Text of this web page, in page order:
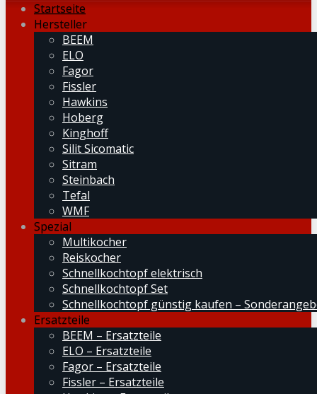
Startseite
Hersteller
BEEM
ELO
Fagor
Fissler
Hawkins
Hoberg
Kinghoff
Silit Sicomatic
Sitram
Steinbach
Tefal
WMF
Spezial
Multikocher
Reiskocher
Schnellkochtopf elektrisch
Schnellkochtopf Set
Schnellkochtopf günstig kaufen –
Ersatzteile
BEEM – Ersatzteile
ELO – Ersatzteile
Fagor – Ersatzteile
Fissler – Ersatzteile